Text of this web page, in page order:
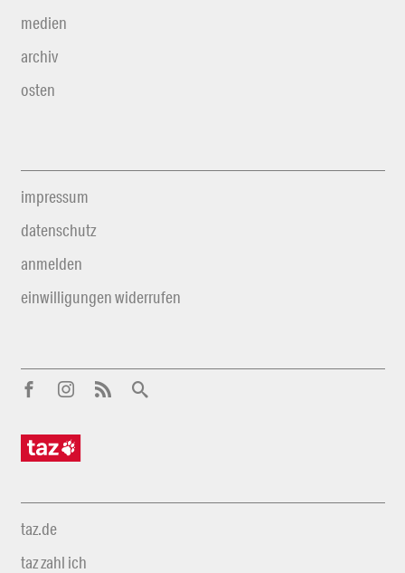
medien
archiv
osten
impressum
datenschutz
anmelden
einwilligungen widerrufen
taz.de
taz zahl ich